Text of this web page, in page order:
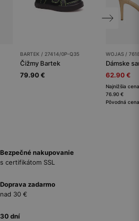
BARTEK / 27414/0P-Q35
Čižmy Bartek
79.90 €
WOJAS /
Dámske
62.90 €
Najnižšia
76.90 €
Pôvodná
Bezpečné nakupovanie
s certifikátom SSL
Doprava zadarmo
nad 30 €
30 dní